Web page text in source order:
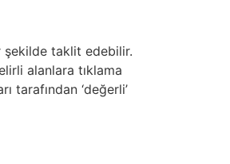
şekilde taklit edebilir.
alanlara tıklama
tarafından ‘değerli’